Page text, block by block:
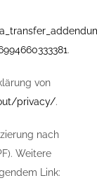
.
von
privacy/.
nach
Weitere
Link: